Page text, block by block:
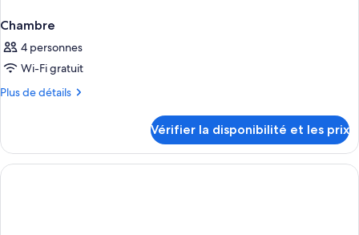
Chambre
4 personnes
Wi-Fi gratuit
Plus de détails
Plus
le
type
de
Vérifier la disponibilité et les prix